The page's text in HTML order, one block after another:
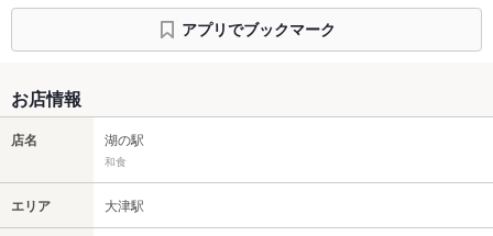
アプリでブックマーク
お店情報
店名 湖の駅
和食
エリア 大津駅